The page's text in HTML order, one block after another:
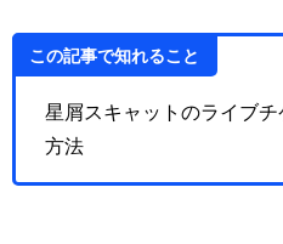
この記事で知れること
星屑スキャットのライブ
方法